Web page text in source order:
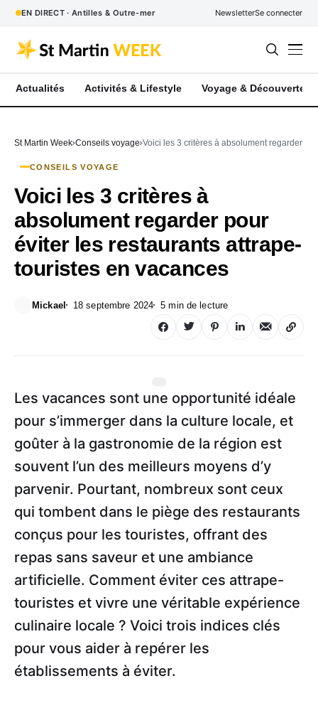
EN DIRECT · Antilles & Outre-mer NewsletterSe connecter
Actualités Activités & Lifestyle Voyage & Découverte
St Martin Week Conseils voyage Voici les 3 critères à absolument regarder
CONSEILS VOYAGE
Voici les 3 critères à
absolument regarder pour
éviter les restaurants attrape-
touristes en vacances
Mickael 18 septembre 2024 5 min de lecture
Les vacances sont une opportunité idéale
pour s’immerger dans la culture locale, et
goûter à la gastronomie de la région est
souvent l’un des meilleurs moyens d’y
parvenir. Pourtant, nombreux sont ceux
qui tombent dans le piège des restaurants
conçus pour les touristes, offrant des
repas sans saveur et une ambiance
artificielle. Comment éviter ces attrape-
touristes et vivre une véritable expérience
culinaire locale ? Voici trois indices clés
pour vous aider à repérer les
établissements à éviter.